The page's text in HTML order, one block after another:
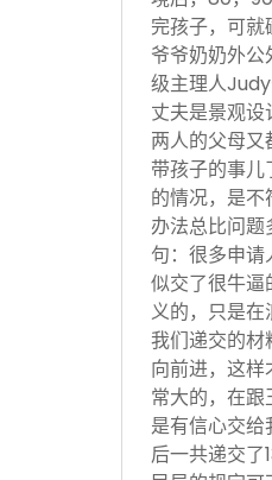
完孩子，可就
爷爷奶奶外
级主理人
丈夫是景观设
两人的父母
带孩子的事儿
的情况，是不
办法总比问
句：很多申
似交了很牛逼
义的，只是
我们递交的材
向前进，这
常大的，在
是有信心交
后一共递交了